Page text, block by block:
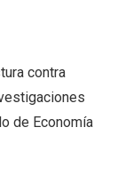
contra
de Economía